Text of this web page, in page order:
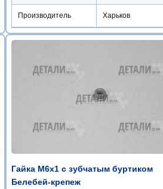
Производитель Харьков
Гайка М6х1 с зубчатым буртиком
Белебей-крепеж